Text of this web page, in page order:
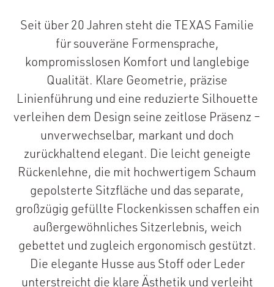
Seit über 20 Jahren steht die TEXAS Familie
für souveräne Formensprache,
kompromisslosen Komfort und langlebige
Qualität. Klare Geometrie, präzise
Linienführung und eine reduzierte Silhouette
verleihen dem Design seine zeitlose Präsenz –
unverwechselbar, markant und doch
zurückhaltend elegant. Die leicht geneigte
Rückenlehne, die mit hochwertigem Schaum
gepolsterte Sitzfläche und das separate,
großzügig gefüllte Flockenkissen schaffen ein
außergewöhnliches Sitzerlebnis, weich
gebettet und zugleich ergonomisch gestützt.
Die elegante Husse aus Stoff oder Leder
unterstreicht die klare Ästhetik und verleiht